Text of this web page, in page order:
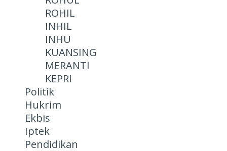
ROHIL
INHIL
INHU
KUANSING
MERANTI
KEPRI
Politik
Hukrim
Ekbis
Iptek
Pendidikan